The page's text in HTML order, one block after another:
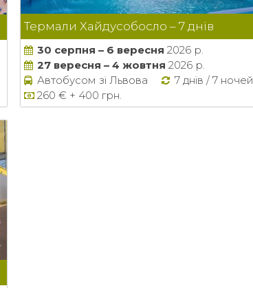
Термали Хайдусобосло – 7 днів
30 серпня – 6 вересня 2026 р.
27 вересня – 4 жовтня 2026 р.
Автобусом зі Львова
7 днів / 7 ночей
260 € + 400 грн.